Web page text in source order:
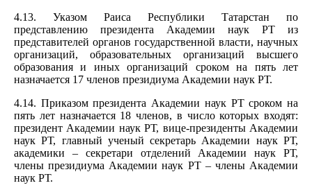
4.13. Указом Раиса Республики Татарстан по
представлению президента Академии наук РТ из
представителей органов государственной власти, научных
организаций, образовательных организаций высшего
образования и иных организаций сроком на пять лет
назначается 17 членов президиума Академии наук РТ.
4.14. Приказом президента Академии наук РТ сроком на
пять лет назначается 18 членов, в число которых входят:
президент Академии наук РТ, вице-президенты Академии
наук РТ, главный ученый секретарь Академии наук РТ,
академики – секретари отделений Академии наук РТ,
члены президиума Академии наук РТ – члены Академии
наук РТ.